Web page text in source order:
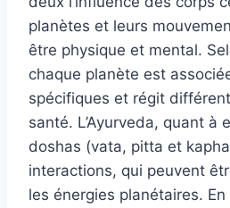
planètes et leurs
être physique et mental.
chaque planète est
spécifiques et régit
santé. L’Ayurveda, quant à
doshas (vata, pitta et
interactions, qui peuvent
les énergies planétaires.